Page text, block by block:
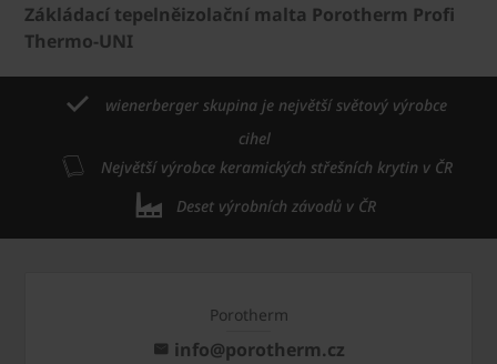
Zákládací tepelněizolační malta Porotherm Profi
Thermo-UNI
wienerberger skupina je největší světový výrobce
cihel
Největší výrobce keramických střešních krytin v ČR
Deset výrobních závodů v ČR
Porotherm
info@porotherm.cz